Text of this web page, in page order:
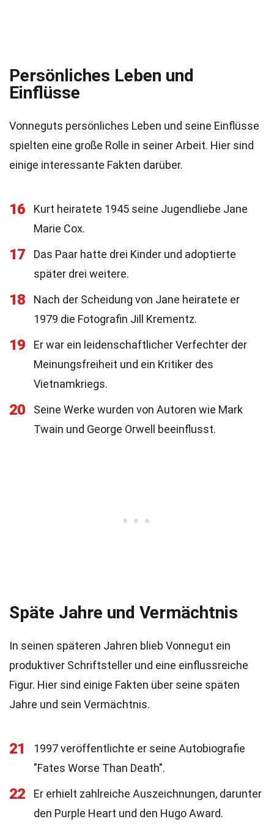
Persönliches Leben und
Einflüsse
Vonneguts persönliches Leben und seine Einflüsse
spielten eine große Rolle in seiner Arbeit. Hier sind
einige interessante Fakten darüber.
16
Kurt heiratete 1945 seine Jugendliebe Jane
Marie Cox.
17
Das Paar hatte drei Kinder und adoptierte
später drei weitere.
18
Nach der Scheidung von Jane heiratete er
1979 die Fotografin Jill Krementz.
19
Er war ein leidenschaftlicher Verfechter der
Meinungsfreiheit und ein Kritiker des
Vietnamkriegs.
20
Seine Werke wurden von Autoren wie Mark
Twain und George Orwell beeinflusst.
Späte Jahre und Vermächtnis
In seinen späteren Jahren blieb Vonnegut ein
produktiver Schriftsteller und eine einflussreiche
Figur. Hier sind einige Fakten über seine späten
Jahre und sein Vermächtnis.
21
1997 veröffentlichte er seine Autobiografie
"Fates Worse Than Death".
22
Er erhielt zahlreiche Auszeichnungen, darunter
den Purple Heart und den Hugo Award.